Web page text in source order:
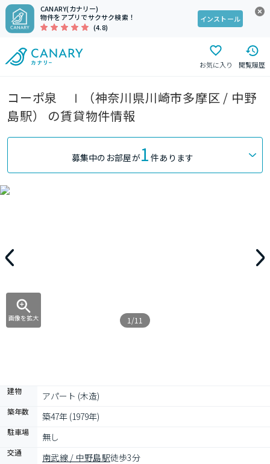
CANARY(カナリー)
物件をアプリでサクサク検索！
(4.8)
インストール
お気に入り 閲覧履歴
コーポ泉 Ⅰ（神奈川県川崎市多摩区 / 中野
島駅） の賃貸物件情報
募集中のお部屋が1 件あります
画像を拡大 1/11
建物 アパート (木造)
築年数 築47年 (1979年)
駐車場 無し
交通 南武線 / 中野島駅徒歩3分